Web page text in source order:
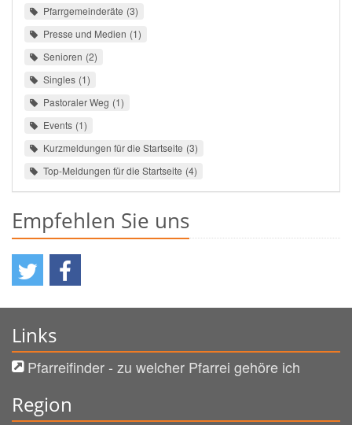
Pfarrgemeinderäte 3
Presse und Medien 1
Senioren 2
Singles 1
Pastoraler Weg 1
Events 1
Kurzmeldungen für die Startseite 3
Top-Meldungen für die Startseite 4
Empfehlen Sie uns
Links
Pfarreifinder - zu welcher Pfarrei gehöre ich
Region